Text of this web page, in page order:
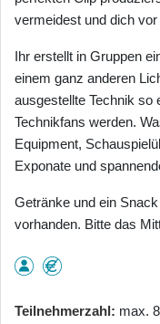
vermeidest und dich
Ihr erstellt in Gruppen
einem ganz anderen
ausgestellte Technik so
Technikfans werden.
Equipment,
Exponate und
Getränke und ein
vorhanden. Bitte das
Teilnehmerzahl
max. 8